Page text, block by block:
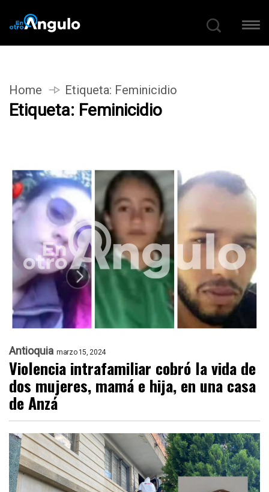
Home Etiqueta: Feminicidio
Etiqueta: Feminicidio
Antioquia marzo 15, 2024
Violencia intrafamiliar cobró la vida de
dos mujeres, mamá e hija, en una casa
de Anzá